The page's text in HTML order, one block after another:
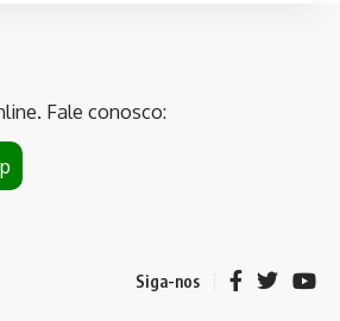
Fale conosco:
Siga-nos